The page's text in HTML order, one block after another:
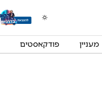
מעניין פודקאסטים